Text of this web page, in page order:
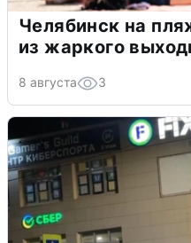
Челябинск на
из жаркого
8 августа 3